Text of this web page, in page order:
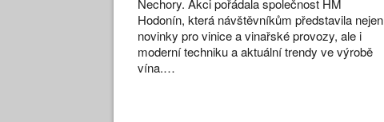
Nechory. Akci pořádala společnost HM
Hodonín, která návštěvníkům představila nejen
novinky pro vinice a vinařské provozy, ale i
moderní techniku a aktuální trendy ve výrobě
vína.…